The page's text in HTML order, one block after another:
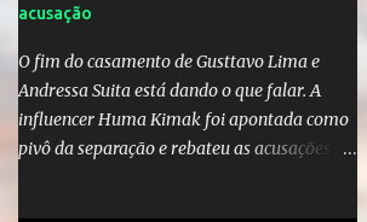
acusação
O fim do casamento de Gusttavo Lima e
Andressa Suita está dando o que falar. A
influencer Huma Kimak foi apontada como
pivô da separação e rebateu as acusações